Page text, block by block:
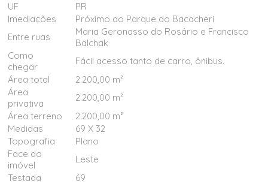
UF
PR
Imediações
Próximo ao Parque do Bacacheri
Entre ruas
Maria Geronasso do Rosário e Francisco
Balchak
Como
chegar
Fácil acesso tanto de carro, ônibus.
Área total
2.200,00 m²
Área
privativa
2.200,00 m²
Área terreno
2.200,00 m²
Medidas
69 X 32
Topografia
Plano
Face do
imóvel
Leste
Testada
69